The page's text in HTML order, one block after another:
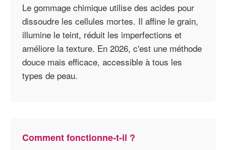
Le gommage chimique utilise des acides pour
dissoudre les cellules mortes. Il affine le grain,
illumine le teint, réduit les imperfections et
améliore la texture. En 2026, c'est une méthode
douce mais efficace, accessible à tous les
types de peau.
Comment fonctionne-t-il ?